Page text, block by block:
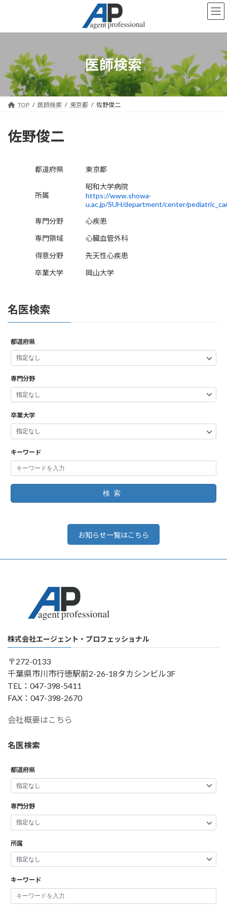
ン
キ
プ
ー
に
動
医師検索
TOP 医師検索 東京都 佐野俊二
佐野俊二
都道府県 東京都
所属
昭和大学病院
https://www.showa-
u.ac.jp/SUH/department/center/
専門分野
心疾患
専門領域
心臓血管外科
得意分野
先天性心疾患
卒業大学
岡山大学
名医検索
都道府県
専門分野
卒業大学
キーワード
検索
お知らせ一覧はこちら
株式会社エージェント・プロフェッショナル
〒272-0133
千葉県市川市行徳駅前2-26-18タカシンビル3F
TEL：047-398-5411
FAX：047-398-2670
会社概要はこちら
名医検索
都道府県
専門分野
所属
キーワード